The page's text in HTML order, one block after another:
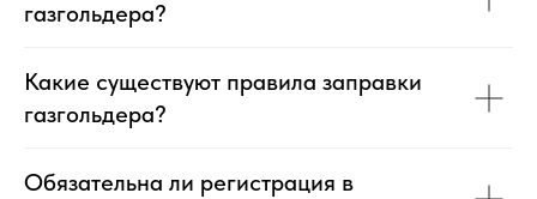
газгольдера?
Какие существуют правила заправки
газгольдера?
Обязательна ли регистрация в